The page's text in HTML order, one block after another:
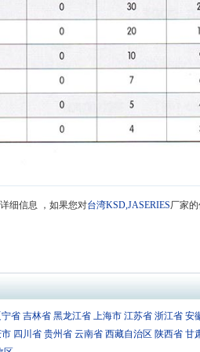
详细信息 ，如果您对台湾KSD,JASERIES厂家
省 吉林省 黑龙江省 上海市 江苏省 浙江省 安
四川省 贵州省 云南省 西藏自治区 陕西省 甘